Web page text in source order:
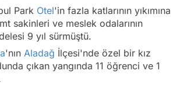
Park Otel'in fazla katlarının yıkımına
sakinleri ve meslek odalarının
9 yıl sürmüştü.
'nın Aladağ İlçesi'nde özel bir kız
çıkan yangında 11 öğrenci ve 1